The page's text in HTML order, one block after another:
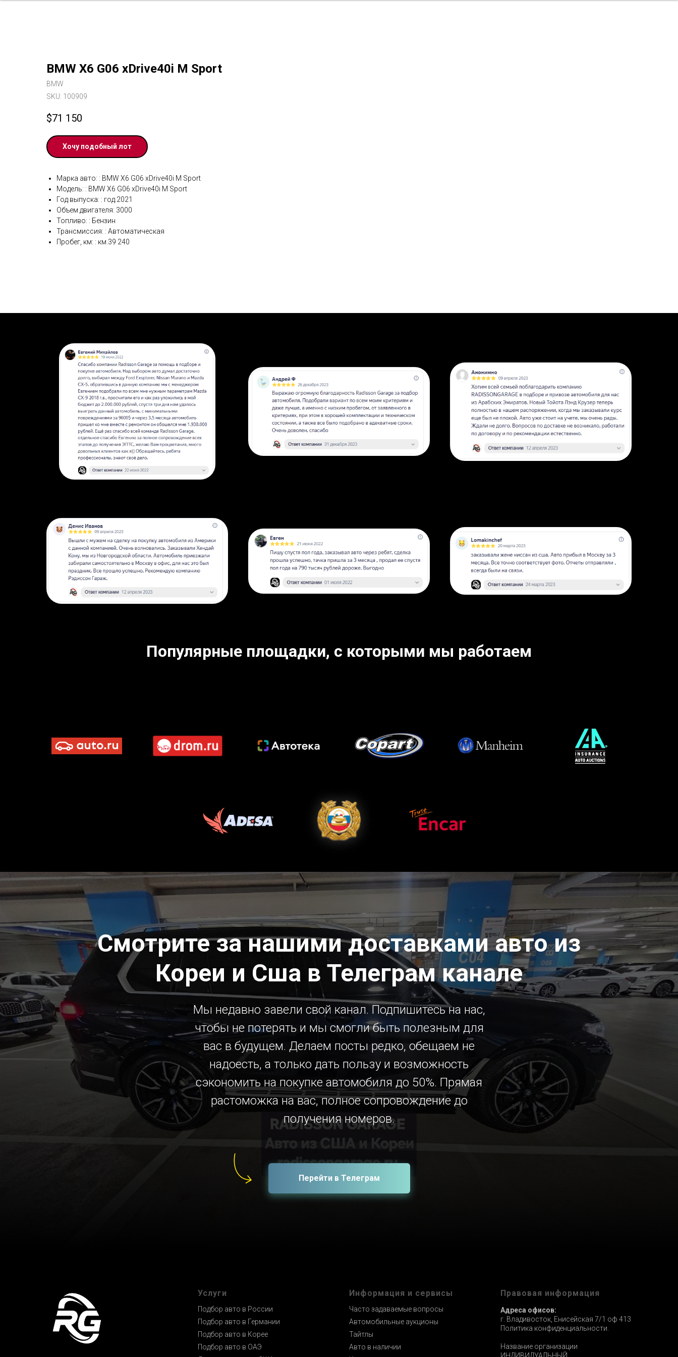
BMW X6 G06 xDrive40i M Sport
BMW
SKU: 100909
$71 150
Хочу подобный лот
Марка авто: : BMW X6 G06 xDrive40i M Sport
Модель: : BMW X6 G06 xDrive40i M Sport
Год выпуска: : год.2021
Объем двигателя: 3000
Топливо: : Бензин
Трансмиссия: : Автоматическая
Пробег, км: : км.39 240
Популярные площадки, с которыми мы работаем
Смотрите за нашими доставками авто из
Кореи и Сша в Телеграм канале
Мы недавно завели свой канал. Подпишитесь на нас,
чтобы не потерять и мы смогли быть полезным для
вас в будущем. Делаем посты редко, обещаем не
надоесть, а только дать пользу и возможность
сэкономить на покупке автомобиля до 50%. Прямая
растоможка на вас, полное сопровождение до
получения номеров.
Перейти в Телеграм
Услуги
Подбор авто в России
Подбор авто в Германии
Подбор авто в Корее
Подбор авто в ОАЭ
Информация и сервисы
Часто задаваемые вопросы
Автомобильные аукционы
Тайтлы
Авто в наличии
Правовая информация
Адреса офисов:
г. Владивосток, Енисейская 7/1 оф 413
Политика конфиденциальности.
Название организации